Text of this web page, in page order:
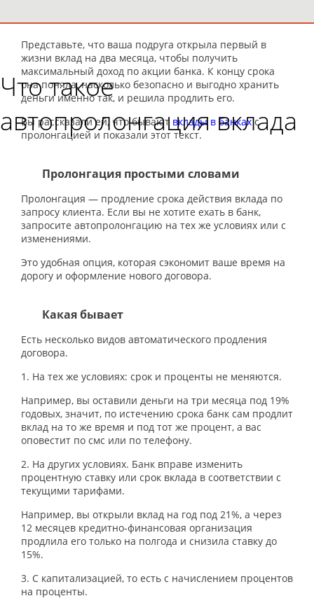
Что такое
автопролонгация вклада
Представьте, что ваша подруга открыла первый в
жизни вклад на два месяца, чтобы получить
максимальный доход по акции банка. К концу срока
она поняла, насколько безопасно и выгодно хранить
деньги именно так, и решила продлить его.
Вы рассказали ей, что бывают вклады в банкахс
пролонгацией и показали этот текст.
Пролонгация простыми словами
Пролонгация — продление срока действия вклада по
запросу клиента. Если вы не хотите ехать в банк,
запросите автопролонгацию на тех же условиях или с
изменениями.
Это удобная опция, которая сэкономит ваше время на
дорогу и оформление нового договора.
Какая бывает
Есть несколько видов автоматического продления
договора.
1. На тех же условиях: срок и проценты не меняются.
Например, вы оставили деньги на три месяца под 19%
годовых, значит, по истечению срока банк сам продлит
вклад на то же время и под тот же процент, а вас
оповестит по смс или по телефону.
2. На других условиях. Банк вправе изменить
процентную ставку или срок вклада в соответствии с
текущими тарифами.
Например, вы открыли вклад на год под 21%, а через
12 месяцев кредитно-финансовая организация
продлила его только на полгода и снизила ставку до
15%.
3. С капитализацией, то есть с начислением процентов
на проценты.